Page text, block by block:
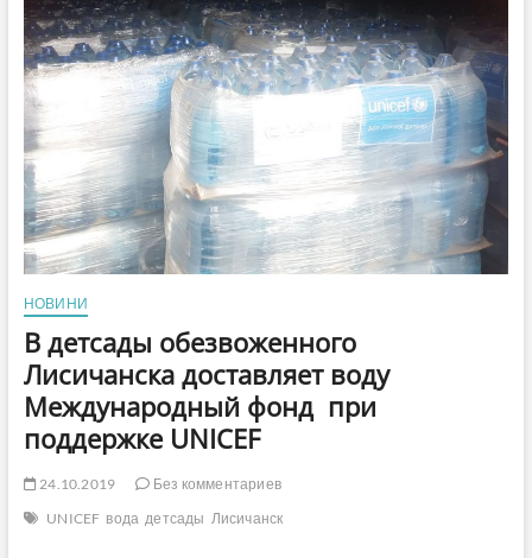
НОВИНИ
В детсады обезвоженного
Лисичанска доставляет воду
Международный фонд при
поддержке UNICEF
24.10.2019
Без комментариев
UNICEF вода детсады Лисичанск